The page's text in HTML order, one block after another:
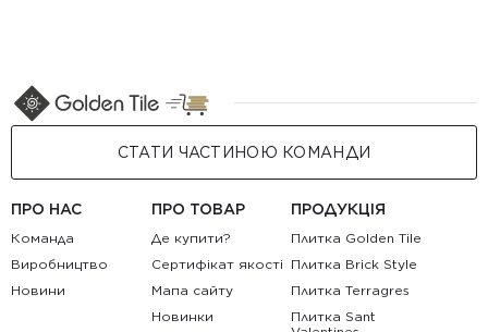
СТАТИ ЧАСТИНОЮ КОМАНДИ
ПРО НАС
Команда
Виробництво
Новини
ПРО ТОВАР
Де купити?
Сертифікат якості
Мапа сайту
Новинки
ПРОДУКЦІЯ
Плитка Golden Tile
Плитка Brick Style
Плитка Terragres
Плитка Sant